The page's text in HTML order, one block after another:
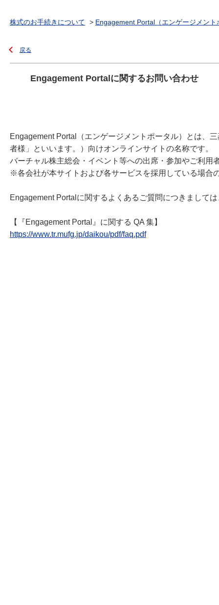
株式のお手続きについて > Engagement Portal（エンゲージメント
戻る
Engagement Portalに関するお問い合わせ
Engagement Portal（エンゲージメントポータル）とは、
者様」といいます。）向けオンラインサイトの名称です。
バーチャル株主総会・イベント等への出席・参加やご利
※各会社が本サイトおよび各サービスを採用している場合
Engagement Portalに関するよくあるご質問につきまして
【『Engagement Portal』に関する QA 集】
https://www.tr.mufg.jp/daikou/pdf/faq.pdf